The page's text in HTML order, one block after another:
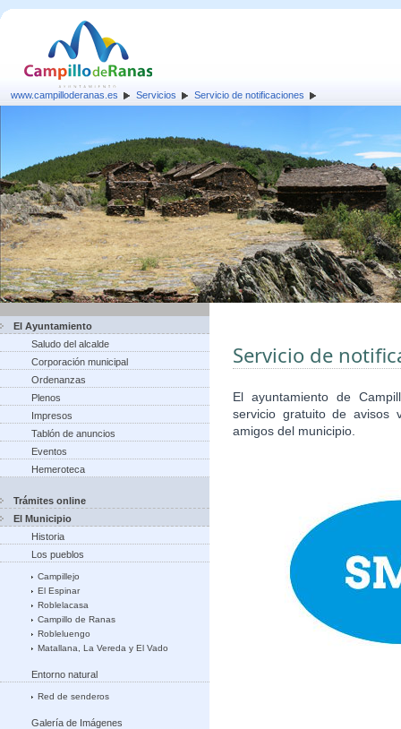
www.campilloderanas.es Servicios Servicio de notificaciones
El Ayuntamiento
Saludo del alcalde
Corporación municipal
Ordenanzas
Plenos
Impresos
Tablón de anuncios
Eventos
Hemeroteca
Trámites online
El Municipio
Historia
Los pueblos
Campillejo
El Espinar
Roblelacasa
Campillo de Ranas
Robleluengo
Matallana, La Vereda y El Vado
Entorno natural
Red de senderos
Galería de Imágenes
Servicio de
El ayuntamiento de
servicio gratuito de
amigos del municipio.